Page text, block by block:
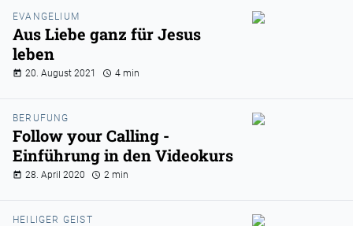
EVANGELIUM
Aus Liebe ganz für Jesus
leben
20. August 2021 4 min
BERUFUNG
Follow your Calling -
Einführung in den Videokurs
28. April 2020 2 min
HEILIGER GEIST